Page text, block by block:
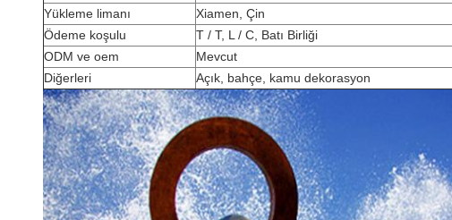
Yükleme limanı
Xiamen, Çin
Ödeme koşulu
T / T, L / C, Batı Birliği
ODM ve oem
Mevcut
Diğerleri
Açık, bahçe, kamu dekorasyon